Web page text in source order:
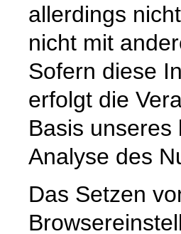
allerdings
nicht mit
Sofern diese
erfolgt die
Basis
Analyse des
Das Setzen